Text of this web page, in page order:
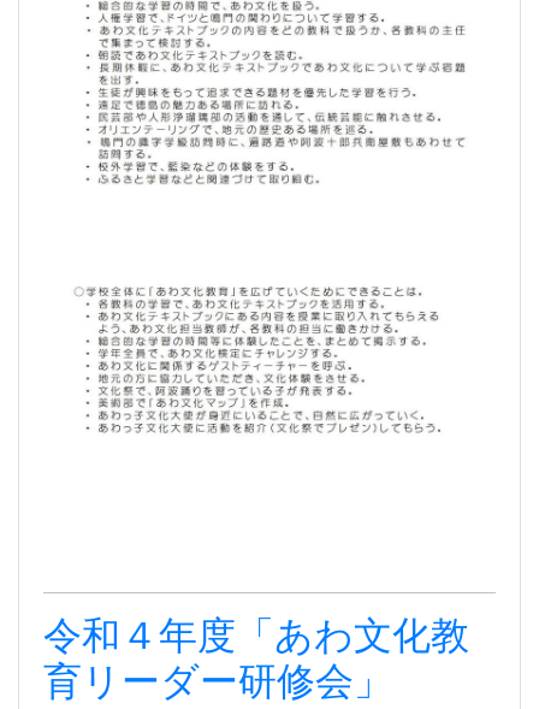
令和４年度「あわ文化教
育リーダー研修会」